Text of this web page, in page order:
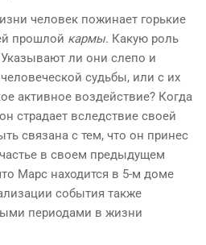
человек пожинает горькие
прошлой кармы. Какую роль
ли они слепо и
судьбы, или с их
активное воздействие? Когда
страдает вследствие своей
связана с тем, что он принес
в своем предыдущем
Марс находится в 5-м доме
события также
периодами в жизни